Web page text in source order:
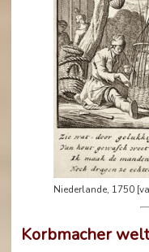
Niederlande, 1750
Korbmacher